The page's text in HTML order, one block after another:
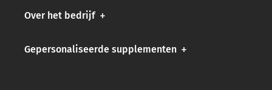
Over het bedrijf
Gepersonaliseerde supplementen